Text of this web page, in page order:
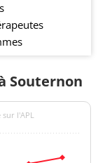
Souternon
sur l'APL